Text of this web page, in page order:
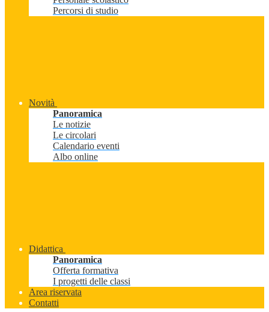
Percorsi di studio
Novità
Panoramica
Le notizie
Le circolari
Calendario eventi
Albo online
Didattica
Panoramica
Offerta formativa
I progetti delle classi
Area riservata
Contatti